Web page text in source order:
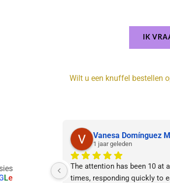
IK
Wilt u een knuffel bestellen
Le
1 jaar geleden
The attention has been 10 at all
times, responding quickly to